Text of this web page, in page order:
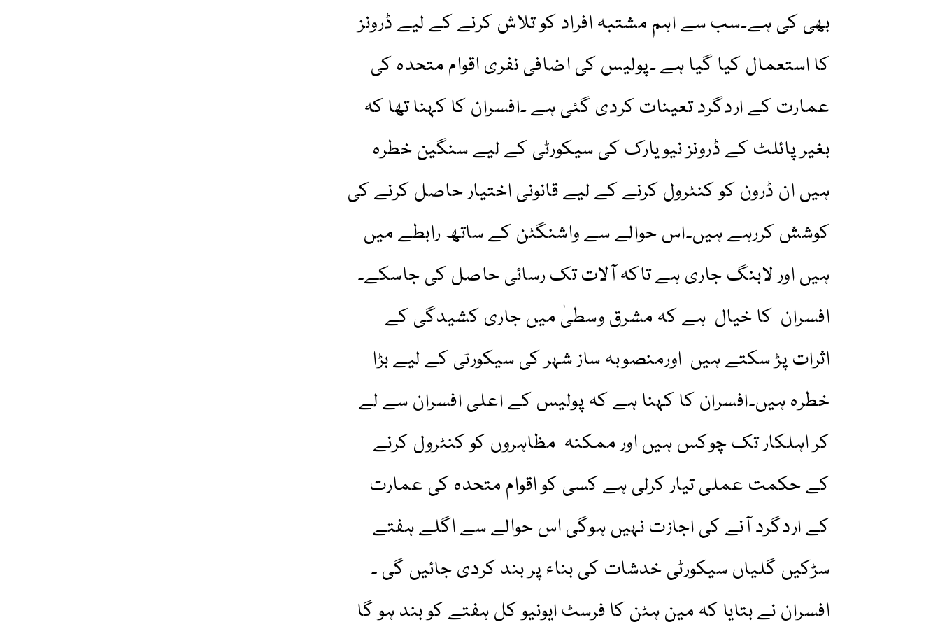
بھی کی ہے۔سب سے اہم مشتبہ افراد کو تلاش کرنے کے لیے ڈرونز
کا استعمال کیا گیا ہے ۔پولیس کی اضافی نفری اقوام متحدہ کی
عمارت کے اردگرد تعینات کردی گئی ہے ۔افسران کا کہنا تھا کہ
بغیر پائلٹ کے ڈرونز نیویارک کی سیکورٹی کے لیے سنگین خطرہ
ہیں ان ڈرون کو کنٹرول کرنے کے لیے قانونی اختیار حاصل کرنے کی
کوشش کررہے ہیں۔اس حوالے سے واشنگٹن کے ساتھ رابطے میں
ہیں اور لابنگ جاری ہے تاکہ آلات تک رسائی حاصل کی جاسکے۔
افسران کا خیال ہے کہ مشرق وسطیٰ میں جاری کشیدگی کے
اثرات پڑ سکتے ہیں اورمنصوبہ ساز شہر کی سیکورٹی کے لیے بڑا
خطرہ ہیں۔افسران کا کہنا ہے کہ پولیس کے اعلی افسران سے لے
کر اہلکار تک چوکس ہیں اور ممکنہ مظاہروں کو کنٹرول کرنے
کے حکمت عملی تیار کرلی ہے کسی کو اقوام متحدہ کی عمارت
کے اردگرد آنے کی اجازت نہیں ہوگی اس حوالے سے اگلے ہفتے
سڑکیں گلیاں سیکورٹی خدشات کی بناء پر بند کردی جائیں گی ۔
افسران نے بتایا کہ مین ہٹن کا فرسٹ ایونیو کل ہفتے کو بند ہو گا